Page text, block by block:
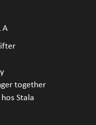
together
Stala